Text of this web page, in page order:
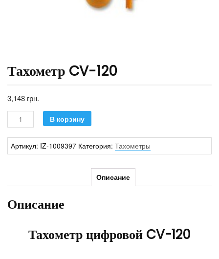
Тахометр CV-120
3,148 грн.
Количество В корзину
Артикул: IZ-1009397 Категория: Тахометры
Описание
Описание
Тахометр цифровой CV-120